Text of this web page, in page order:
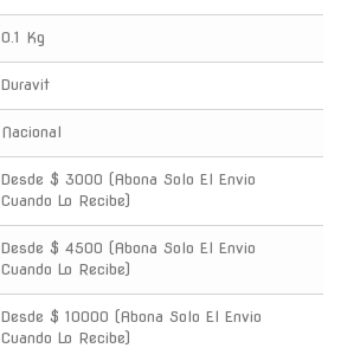
0.1 Kg
Duravit
Nacional
Desde $ 3000 (Abona Solo El Envio
Cuando Lo Recibe)
Desde $ 4500 (Abona Solo El Envio
Cuando Lo Recibe)
Desde $ 10000 (Abona Solo El Envio
Cuando Lo Recibe)